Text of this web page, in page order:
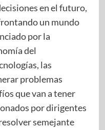
en el futuro,
un mundo
por la
del
las
problemas
que van a tener
por dirigentes
semejante